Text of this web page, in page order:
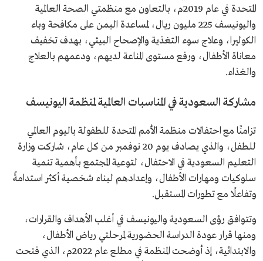
المتحدة في عام 2019م، بالتعاون مع منظمتي الصحة العالمية
واليونيسف 225 مليون ريال، لمساعدة اليمن على مكافحة وباء
الكوليرا، وعلاج سوء التغذية والإصحاح البيئي، بهدف تخفيف
معاناة الأطفال، ورفع مستوى المناعة لديهم، ودعمهم بالعلاج
والغذاء.
مشاركة السعودية في المناسبات العالمية لمنظمة اليونيسف
تزامنًا مع احتفالات منظمة الأمم المتحدة للطفولة باليوم العالمي
للطفل، والذي يصادف يوم 20 نوفمبر من كل عام، شاركت وزارة
التعليم السعودية في الاحتفال، لتوعية المجتمع بأهمية تنمية
سلوكيات ومهارات الأطفال، وإعدادهم لبناء شخصية أكثر استدامةً
وتفاعلًا مع تطورات المستقبل.
وتتوافق رؤى السعودية واليونيسف في أغلب الأهداف والقرارات،
ومنها قرار عودة الدراسة الحضورية لمرحلتي رياض الأطفال،
والابتدائية، إذ أوضحت المنظمة في مطلع عام 2022م، الذي فتحت